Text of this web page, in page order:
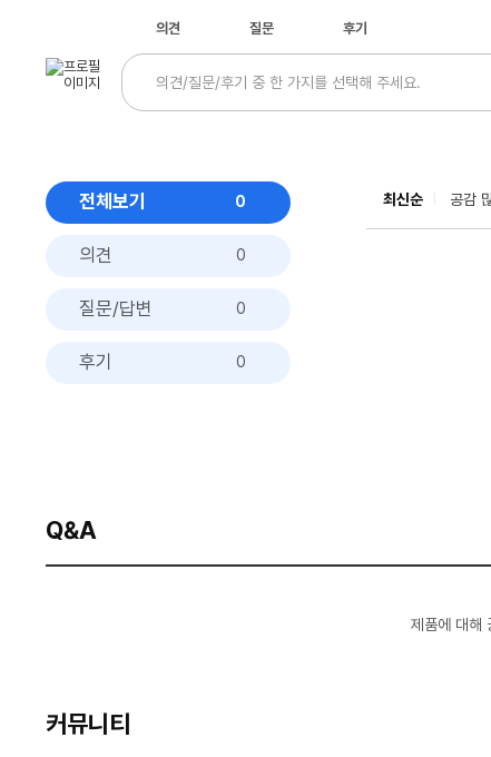
의견 질문 후기
전체보기 0
의견 0
질문/답변 0
후기 0
최신순 공감
Q&A
제품에 대해
커뮤니티